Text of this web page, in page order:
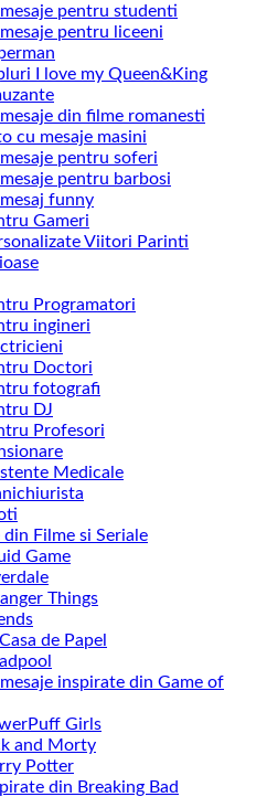
pentru studenti
pentru liceeni
I love my Queen&King
din filme romanesti
cu mesaje masini
pentru soferi
pentru barbosi
funny
Gameri
Viitori Parinti
Programatori
ingineri
Doctori
fotografi
DJ
Profesori
Medicale
Filme si Seriale
Game
Things
de Papel
inspirate din Game of
Girls
and Morty
Potter
din Breaking Bad